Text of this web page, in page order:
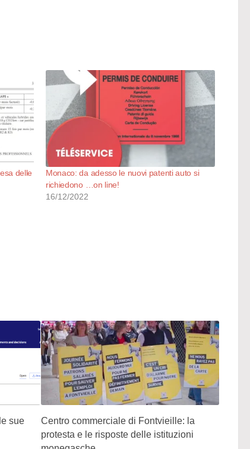
delle
Monaco: da adesso le nuovi patenti auto si
richiedono …on line!
16/12/2022
sue
Centro commerciale di Fontvieille: la
protesta e le risposte delle istituzioni